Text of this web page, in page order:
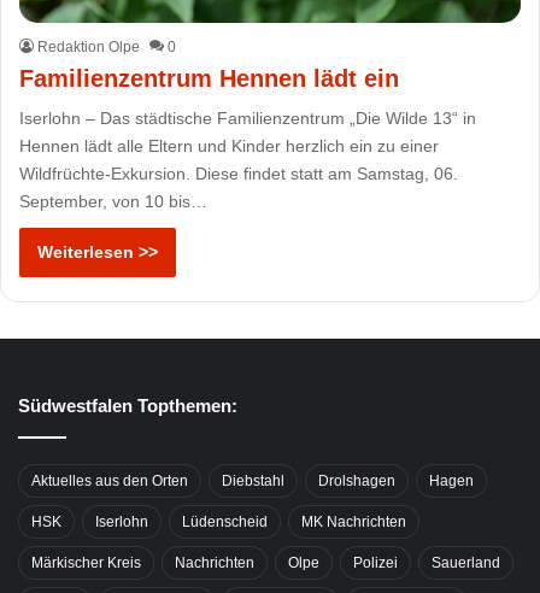
Redaktion Olpe 0
Familienzentrum Hennen lädt ein
Iserlohn – Das städtische Familienzentrum „Die Wilde 13“ in
Hennen lädt alle Eltern und Kinder herzlich ein zu einer
Wildfrüchte-Exkursion. Diese findet statt am Samstag, 06.
September, von 10 bis…
Weiterlesen >>
Südwestfalen Topthemen:
Aktuelles aus den Orten Diebstahl Drolshagen Hagen
HSK Iserlohn Lüdenscheid MK Nachrichten
Märkischer Kreis Nachrichten Olpe Polizei Sauerland